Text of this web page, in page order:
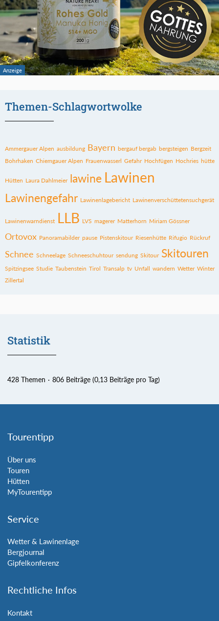
Themen-Schlagwortwolke
Ammergauer Alpen ausbildung Bayern bergauf bergab bergsteigen Bergzeit
Bohrhaken Chiemgauer Alpen Frauenwasserl Gefahr Hochfügen Hochries hütte
Hütten Laura Dahlmeier lawine Lawinen
Lawinengefahr Lawinenlagebericht Lawinenverschüttetensuchgerät
Lawinenwarndienst LLB LVS magerer Matterhorn Miriam Gössner
Ortovox Panoramabilder pause Pistenskitour Riesenhütte Rifugio Rückruf
Schnee Schneelage Schneeschuhtour sendung Skitour Skitouren
Spitzingsee Studie Taubenstein Tirol Transalp tv Unfall wandern Wetter Winter
Zillertal
Statistik
428 Themen 806 Beiträge (0,13 Beiträge pro Tag)
Tourentipp
Über uns
Touren
Hütten
MyTourentipp
Service
Wetter & Lawinenlage
Bergjournal
Gipfelkonferenz
Rechtliche Infos
Kontakt